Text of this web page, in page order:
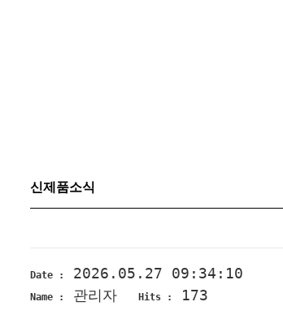
신제품소식
Date : 2026.05.27 09:34:10
Name : 관리자 Hits : 173